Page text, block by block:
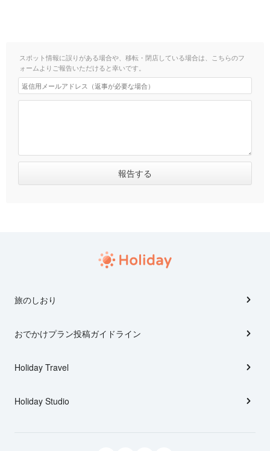
スポット情報に誤りがある場合や、移転・閉店している場合は、こちらのフ
ォームよりご報告いただけると幸いです。
旅のしおり
おでかけプラン投稿ガイドライン
Holiday Travel
Holiday Studio